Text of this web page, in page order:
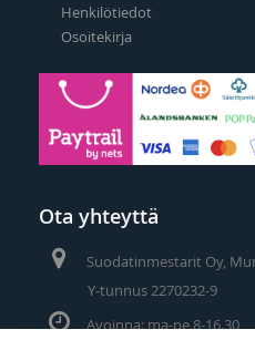
Henkilötiedot
Osoitekirja
Ota yhteyttä
Suodatinmestarit Oy,
Y-tunnus 2270232-9
Avoinna: ma-pe 8-16.30